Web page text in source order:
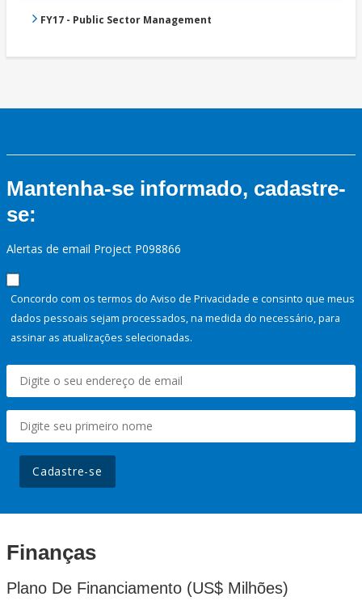
FY17 - Public Sector Management
Mantenha-se informado, cadastre-
se:
Alertas de email Project P098866
Concordo com os termos do Aviso de Privacidade e consinto que meus
dados pessoais sejam processados, na medida do necessário, para
assinar as atualizações selecionadas.
Cadastre-se
Finanças
Plano De Financiamento (US$ Milhões)